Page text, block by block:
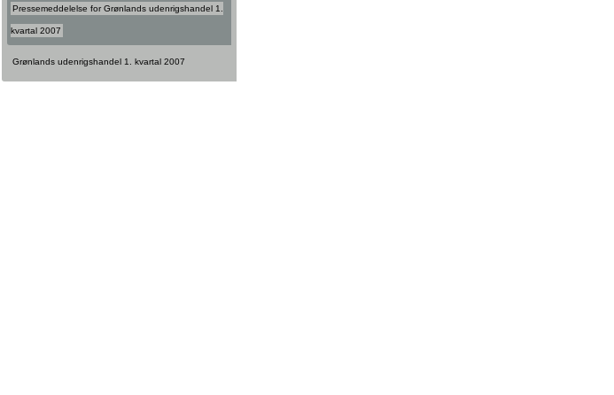
Pressemeddelelse for Grønlands udenrigshandel 1.
kvartal 2007
Grønlands udenrigshandel 1. kvartal 2007